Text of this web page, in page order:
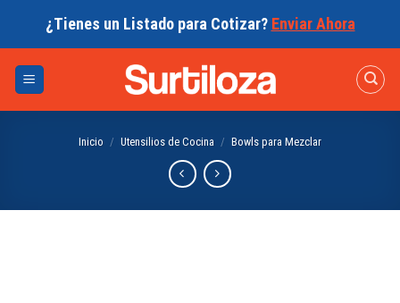
¿Tienes un Listado para Cotizar? Enviar Ahora
Inicio / Utensilios de Cocina / Bowls para Mezclar